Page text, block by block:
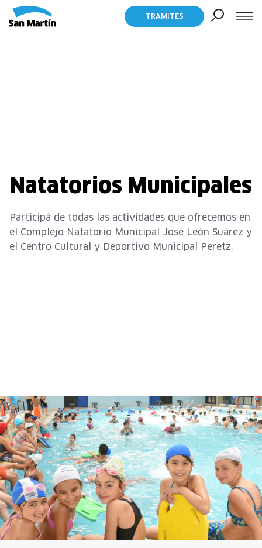
TRÁMITES
Natatorios Municipales
Participá de todas las actividades que ofrecemos en
el Complejo Natatorio Municipal José León Suárez y
el Centro Cultural y Deportivo Municipal Peretz.